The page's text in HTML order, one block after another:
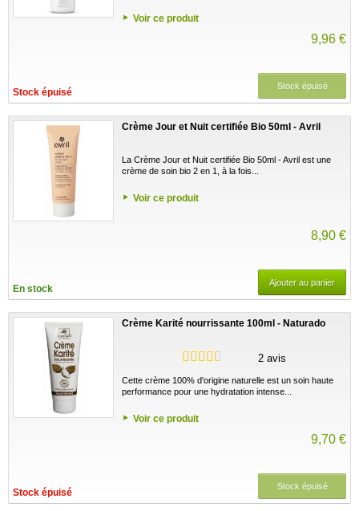
Voir ce produit
9,96 €
Stock épuisé
Stock épuisé
Crème Jour et Nuit certifiée Bio 50ml - Avril
La Crème Jour et Nuit certifiée Bio 50ml - Avril est une
crème de soin bio 2 en 1, à la fois...
Voir ce produit
8,90 €
En stock
Ajouter au panier
Crème Karité nourrissante 100ml - Naturado
2 avis
Cette crème 100% d'origine naturelle est un soin haute
performance pour une hydratation intense...
Voir ce produit
9,70 €
Stock épuisé
Stock épuisé